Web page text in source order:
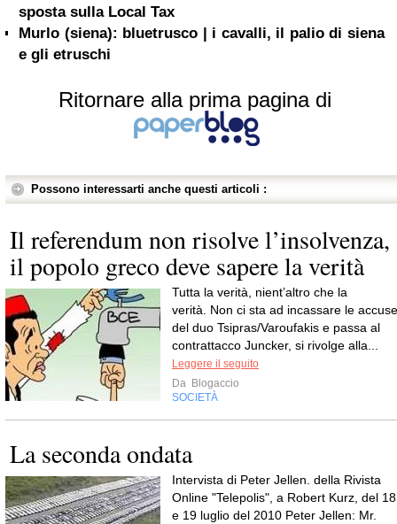
sposta sulla Local Tax
Murlo (siena): bluetrusco | i cavalli, il palio di siena
e gli etruschi
Ritornare alla prima pagina di
Possono interessarti anche questi articoli :
Il referendum non risolve l’insolvenza,
il popolo greco deve sapere la verità
Tutta la verità, nient’altro che la
verità. Non ci sta ad incassare le accuse
del duo Tsipras/Varoufakis e passa al
contrattacco Juncker, si rivolge alla...
Leggere il seguito
Da Blogaccio
SOCIETÀ
La seconda ondata
Intervista di Peter Jellen. della Rivista
Online "Telepolis", a Robert Kurz, del 18
e 19 luglio del 2010 Peter Jellen: Mr.